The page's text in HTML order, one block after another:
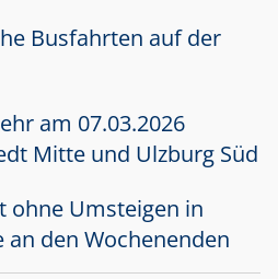
Busfahrten auf der
am 07.03.2026
Mitte und Ulzburg Süd
ohne Umsteigen in
den Wochenenden